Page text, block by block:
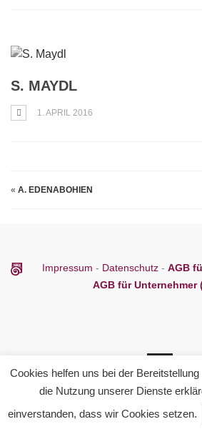
S. MAYDL
1. APRIL 2016
« A. EDENABOHIEN
Impressum - Datenschutz- AGB
AGB für Unternehmer
Cookies helfen uns bei der
die Nutzung unserer Dienste
einverstanden, dass wir Cookies setzen.